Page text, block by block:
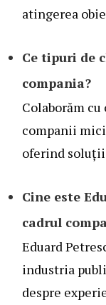
atingerea
Ce tipuri de
compania?
Colaborăm
companii
oferind
Cine este
cadrul
Eduard
industria
despre